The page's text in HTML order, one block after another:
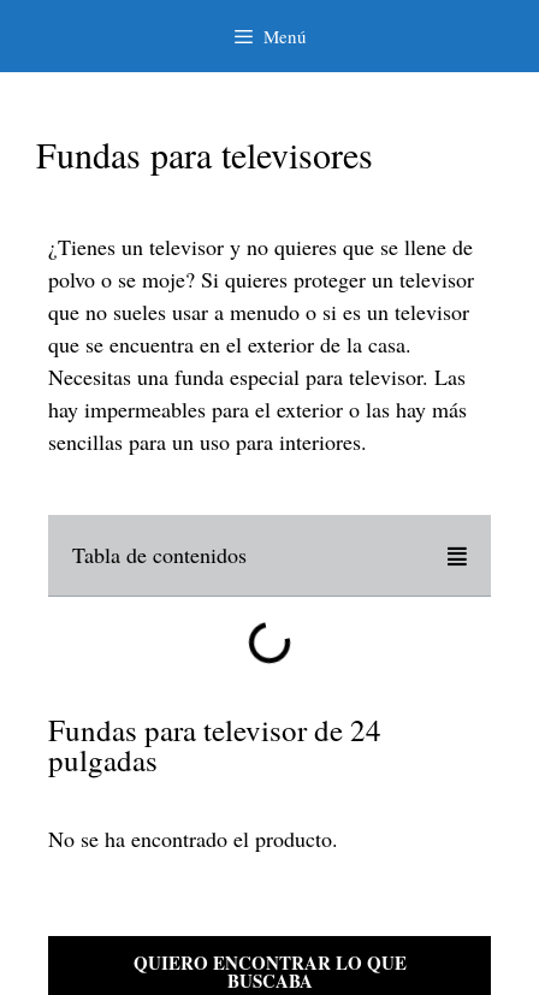
Menú
Fundas para televisores
¿Tienes un televisor y no quieres que se llene de
polvo o se moje? Si quieres proteger un televisor
que no sueles usar a menudo o si es un televisor
que se encuentra en el exterior de la casa.
Necesitas una funda especial para televisor. Las
hay impermeables para el exterior o las hay más
sencillas para un uso para interiores.
Tabla de contenidos
Fundas para televisor de 24
pulgadas
No se ha encontrado el producto.
QUIERO ENCONTRAR LO QUE
BUSCABA